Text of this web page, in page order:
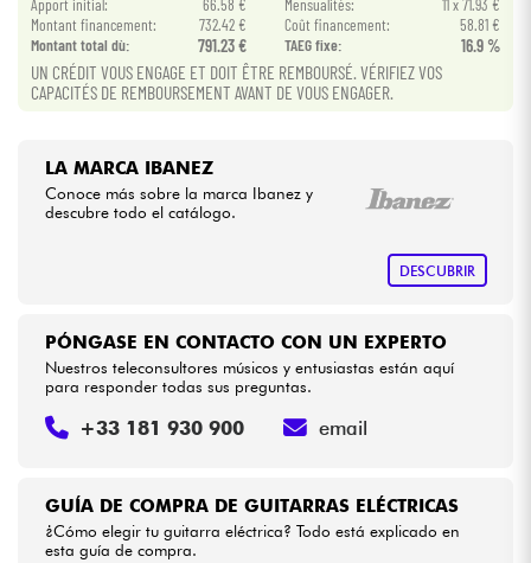
Bundle
Ver nuestras marcas
Apport initial: 66.58 € Mensualités:
11 x 71.93 €
Montant financement:
732.42 € Coût financement:
58.81 €
Montant total dù:
791.23 € TAEG fixe: 16.9 %
UN CRÉDIT VOUS ENGAGE ET DOIT ÊTRE REMBOURSÉ. VÉRIFIEZ VOS
CAPACITÉS DE REMBOURSEMENT AVANT DE VOUS ENGAGER.
LA MARCA IBANEZ
Conoce más sobre la marca Ibanez y
descubre todo el catálogo.
DESCUBRIR
GUÍA DE COMPRA DE GUITARRAS ELÉCTRICAS
¿Cómo elegir tu guitarra eléctrica? Todo está explicado en
esta guía de compra.
PÓNGASE EN CONTACTO CON UN EXPERTO
Nuestros teleconsultores músicos y entusiastas están aquí
para responder todas sus preguntas.
+33 181 930 900 email